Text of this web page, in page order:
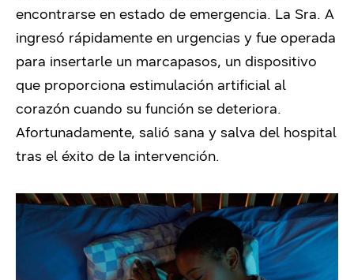
encontrarse en estado de emergencia. La Sra. A
ingresó rápidamente en urgencias y fue operada
para insertarle un marcapasos, un dispositivo
que proporciona estimulación artificial al
corazón cuando su función se deteriora.
Afortunadamente, salió sana y salva del hospital
tras el éxito de la intervención.